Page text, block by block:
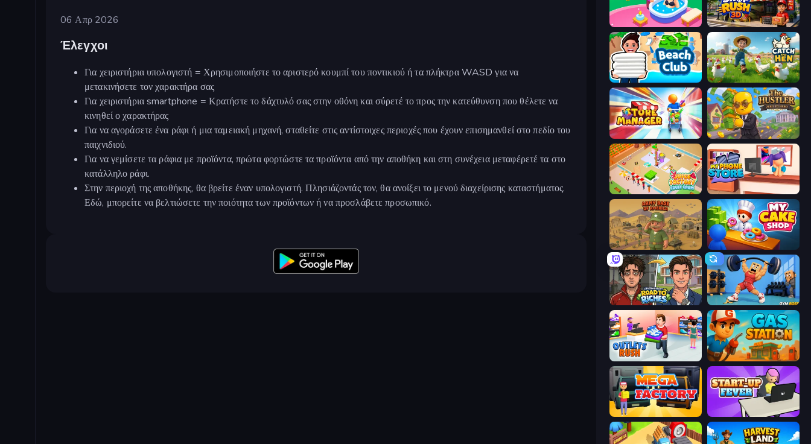
06 Απρ 2026
Έλεγχοι
Για χειριστήρια υπολογιστή = Χρησιμοποιήστε το αριστερό κουμπί του ποντικιού ή τα πλήκτρα WASD για να
μετακινήσετε τον χαρακτήρα σας
Για χειριστήρια smartphone = Κρατήστε το δάχτυλό σας στην οθόνη και σύρετέ το προς την κατεύθυνση που θέλετε να
κινηθεί ο χαρακτήρας
Για να αγοράσετε ένα ράφι ή μια ταμειακή μηχανή, σταθείτε στις αντίστοιχες περιοχές που έχουν επισημανθεί στο πεδίο του
παιχνιδιού.
Για να γεμίσετε τα ράφια με προϊόντα, πρώτα φορτώστε τα προϊόντα από την αποθήκη και στη συνέχεια μεταφέρετέ τα στο
κατάλληλο ράφι.
Στην περιοχή της αποθήκης, θα βρείτε έναν υπολογιστή. Πλησιάζοντάς τον, θα ανοίξει το μενού διαχείρισης καταστήματος.
Εδώ, μπορείτε να βελτιώσετε την ποιότητα των προϊόντων ή να προσλάβετε προσωπικό.
Spa Empire Shop Rush 3D
Beach Club Catch the Hen
Store Manager The Hustler
Juice Factory - Fruit Farm My Phone Store
Army Base Of America My Cake Shop
Life Simulator: Road to Riches Gym Boss
Outlets Rush Gas Station
Mega Factory StartUp Fever